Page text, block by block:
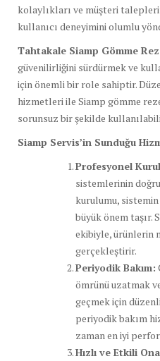
kolaylıkları ve müşteri
kullanıcı deneyimini olumlu
Tahtakale Siamp Gömme
güvenilirliğini sürdürmek ve
için önemli bir role sahiptir.
hizmetleri ile Siamp gömme
sorunsuz bir şekilde
Siamp Servis’in Sunduğu
Profesyonel
sistemlerinin
kurulumu, sistemin
büyük önem taşır.
ekibiyle, ürünlerin
gerçekleştirir.
Periyodik Bakım:
ömrünü uzatmak
geçmek için
periyodik bakım
zaman en iyi
Hızlı ve Etkili